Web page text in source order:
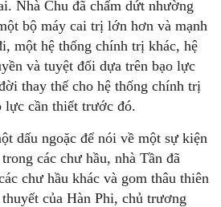
Nhà Chu đã chấm dứt nhường
bộ máy cai trị lớn hơn và mạnh
một hệ thống chính trị khác, hệ
và tuyệt đối dựa trên bạo lực
thay thế cho hệ thống chính trị
lực cần thiết trước đó.
dấu ngoặc để nói về một sự kiện
các chư hầu, nhà Tần đã
chư hầu khác và gom thâu thiên
của Hàn Phi, chủ trương